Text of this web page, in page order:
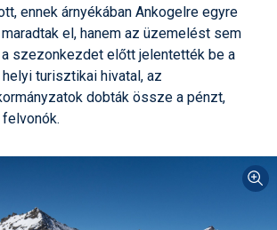
ennek árnyékában Ankogelre egyre
el, hanem az üzemelést sem
szezonkezdet előtt jelentették be a
turisztikai hivatal, az
dobták össze a pénzt,